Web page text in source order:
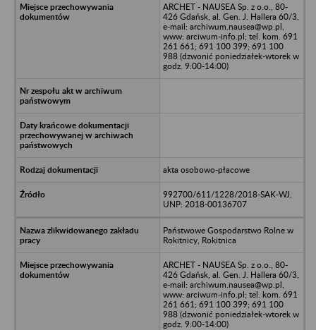
ARCHET - NAUSEA Sp. z o.o., 80-
426 Gdańsk, al. Gen. J. Hallera 60/3,
e-mail: archiwum.nausea@wp.pl,
www: arciwum-info.pl; tel. kom. 691
261 661; 691 100 399; 691 100
988 (dzwonić poniedziałek-wtorek w
godz. 9:00-14:00)
akta osobowo-płacowe
992700/611/1228/2018-SAK-WJ,
UNP: 2018-00136707
Państwowe Gospodarstwo Rolne w
Rokitnicy, Rokitnica
ARCHET - NAUSEA Sp. z o.o., 80-
426 Gdańsk, al. Gen. J. Hallera 60/3,
e-mail: archiwum.nausea@wp.pl,
www: arciwum-info.pl; tel. kom. 691
261 661; 691 100 399; 691 100
988 (dzwonić poniedziałek-wtorek w
godz. 9:00-14:00)